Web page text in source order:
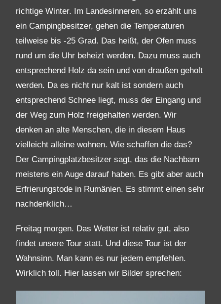
richtige Winter. Im Landesinneren, so erzählt uns
ein Campingbesitzer, gehen die Temperaturen
teilweise bis -25 Grad. Das heißt, der Ofen muss
rund um die Uhr beheizt werden. Dazu muss auch
entsprechend Holz da sein und von draußen geholt
werden. Da es nicht nur kalt ist sondern auch
entsprechend Schnee liegt, muss der Eingang und
der Weg zum Holz freigehalten werden. Wir
denken an alte Menschen, die in diesem Haus
vielleicht alleine wohnen. Wie schaffen die das?
Der Campingplatzbesitzer sagt, das die Nachbarn
meistens ein Auge darauf haben. Es gibt aber auch
Erfrierungstode in Rumänien. Es stimmt einen sehr
nachdenklich…
Freitag morgen. Das Wetter ist relativ gut, also
findet unsere Tour statt. Und diese Tour ist der
Wahnsinn. Man kann es nur jedem empfehlen.
Wirklich toll. Hier lassen wir Bilder sprechen: